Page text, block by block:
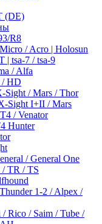
(DE)
R8
/ Acro | Holosun
| tsa-7 / tsa-9
/ Alfa
/ HD
Sight / Mars / Thor
Sight I+II / Mars
/ Venator
Hunter
/ General One
TR / TS
1-2 / Alpex /
Rico / Saim / Tube /